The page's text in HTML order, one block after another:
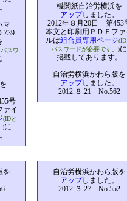
マ
スワ
号
ァイ
(IDと
)に
機関紙自治労横浜を
アップしました。
2012年８月20日 第453
本文と印刷用ＰＤＦファ
ルは組合員専用ページ
パスワードが必要です。)に
掲載してあります。
自治労横浜かわら版を
アップしました。
2012.８.21 No.562
を
自治労横浜かわら版を
アップしました。
2012.３.27 No.552